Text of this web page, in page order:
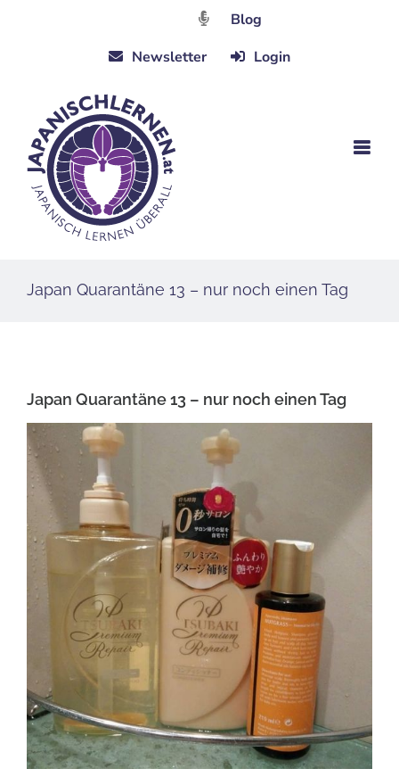
Blog
Newsletter
Login
Japan Quarantäne 13 – nur noch einen Tag
Japan Quarantäne 13 – nur noch einen Tag